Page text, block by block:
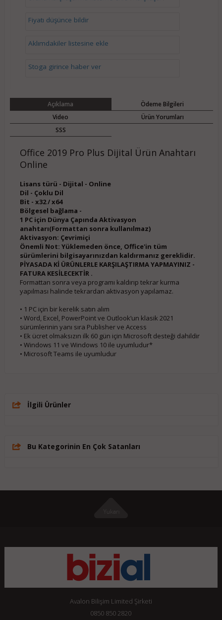
Fiyatı düşünce bildir
Aklımdakiler listesine ekle
Stoga girince haber ver
Açıklama
Ödeme Bilgileri
Video
Ürün Yorumları
SSS
Office 2019 Pro Plus Dijital Ürün Anahtarı
Online
Lisans türü - Dijital - Online
Dil - Çoklu Dil
Bit - x32 / x64
Bölgesel bağlama -
1 PC için Dünya Çapında Aktivasyon
anahtarı(Formattan sonra kullanılmaz)
Aktivasyon: Çevrimiçi
Önemli Not: Yüklemeden önce, Office'in tüm
sürümlerini bilgisayarınızdan kaldırmanız gereklidir.
PİYASADA Kİ ÜRÜNLERLE KARŞILAŞTIRMA YAPMAYINIZ -
FATURA KESİLECEKTİR .
Formattan sonra veya programı kaldırıp tekrar kurma
yapılması halinde tekrardan aktivasyon yapılamaz.
• 1 PC için bir kerelik satın alım
• Word, Excel, PowerPoint ve Outlook’un klasik 2021
sürümlerinin yanı sıra Publisher ve Access
• Ek ücret olmaksızın ilk 60 gün için Microsoft desteği dahildir
• Windows 11 ve Windows 10 ile uyumludur*
• Microsoft Teams ile uyumludur
İlgili Ürünler
Bu Kategorinin En Çok Satanları
Avalon Bilişim Limited Şirketi
0850 850 2820